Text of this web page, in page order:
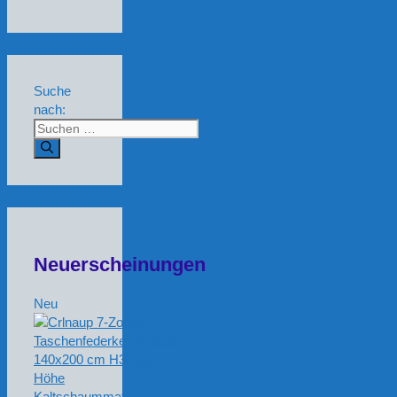
Suche
nach:
Neuerscheinungen
Neu